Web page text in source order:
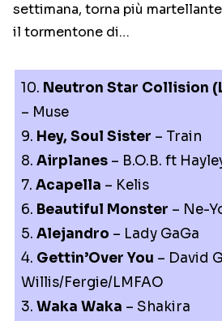
settimana, torna più
il tormentone di…
10. Neutron Star Collision
– Muse
9. Hey, Soul Sister – Train
8. Airplanes – B.O.B. ft
7. Acapella – Kelis
6. Beautiful Monster – Ne-
5. Alejandro – Lady GaGa
4. Gettin’Over You – David
Willis/Fergie/LMFAO
3. Waka Waka – Shakira